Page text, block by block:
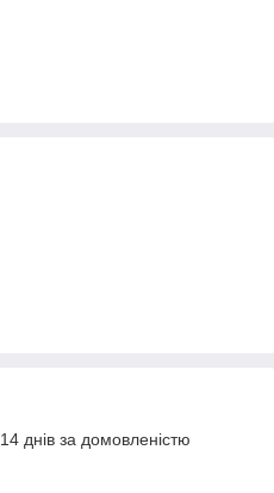
днів за домовленістю